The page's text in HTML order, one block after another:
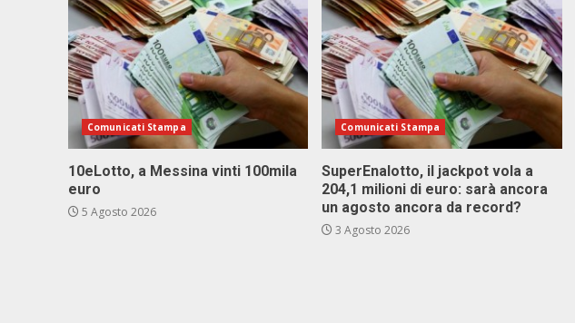
Comunicati Stampa
10eLotto, a Messina vinti 100mila
euro
5 Agosto 2026
Comunicati Stampa
SuperEnalotto, il jackpot vola a
204,1 milioni di euro: sarà ancora
un agosto ancora da record?
3 Agosto 2026